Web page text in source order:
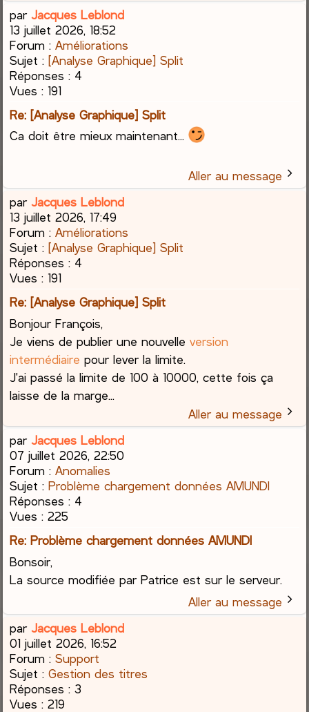
parJacques Leblond
13 juillet 2026, 18:52
Forum :Améliorations
Sujet :[Analyse Graphique] Split
Réponses : 4
Vues : 191
Re: [Analyse Graphique] Split
Ca doit être mieux maintenant...
Aller au message
parJacques Leblond
13 juillet 2026, 17:49
Forum :Améliorations
Sujet :[Analyse Graphique] Split
Réponses : 4
Vues : 191
Re: [Analyse Graphique] Split
Bonjour François,
Je viens de publier une nouvelleversion
intermédiaire pour lever la limite.
J'ai passé la limite de 100 à 10000, cette fois ça
laisse de la marge...
Aller au message
parJacques Leblond
07 juillet 2026, 22:50
Forum :Anomalies
Sujet :Problème chargement données AMUNDI
Réponses : 4
Vues :225
Re: Problème chargement données AMUNDI
Bonsoir,
La source modifiée par Patrice est sur le serveur.
Aller au message
parJacques Leblond
01 juillet 2026, 16:52
Forum :Support
Sujet :Gestion des titres
Réponses :3
Vues :219